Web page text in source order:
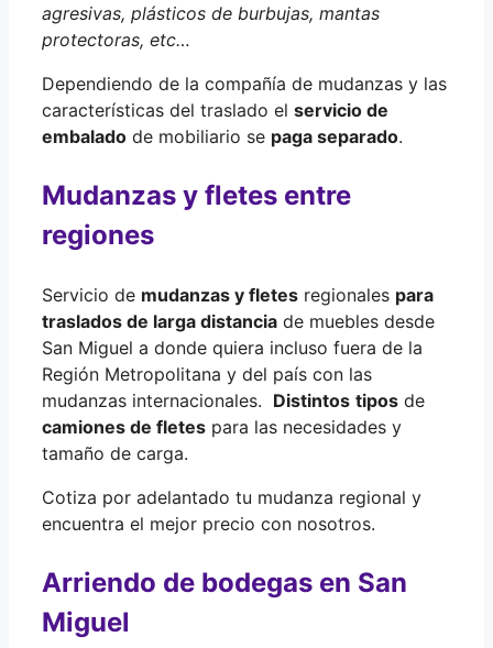
agresivas, plásticos de burbujas, mantas
protectoras, etc…
Dependiendo de la compañía de mudanzas y las
características del traslado el servicio de
embalado de mobiliario se paga separado.
Mudanzas y fletes entre
regiones
Servicio de mudanzas y fletes regionales para
traslados de larga distancia de muebles desde
San Miguel a donde quiera incluso fuera de la
Región Metropolitana y del país con las
mudanzas internacionales. Distintos tipos de
camiones de fletes para las necesidades y
tamaño de carga.
Cotiza por adelantado tu mudanza regional y
encuentra el mejor precio con nosotros.
Arriendo de bodegas en San
Miguel